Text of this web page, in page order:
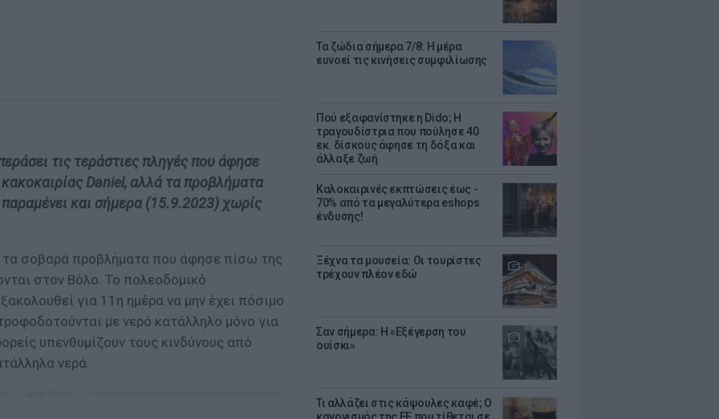
Τα ζώδια σήμερα 7/8: Η μέρα
ευνοεί τις κινήσεις συμφιλίωσης
Πού εξαφανίστηκε η Dido; Η
τραγουδίστρια που πούλησε 40
εκ. δίσκους άφησε τη δόξα και
άλλαξε ζωή
Καλοκαιρινές εκπτώσεις έως -
70% από τα μεγαλύτερα eshops
ένδυσης!
Ξέχνα τα μουσεία: Οι τουρίστες
τρέχουν πλέον εδώ
Σαν σήμερα: Η «Εξέγερση του
ουίσκι»
Τι αλλάζει στις κάψουλες καφέ; Ο
τις τεράστιες πληγές που άφησε
Daniel, αλλά τα προβλήματα
και σήμερα (15.9.2023) χωρίς
σοβαρά προβλήματα που άφησε πίσω της
στον Βόλο. Το πολεοδομικό
για 11η ημέρα να μην έχει πόσιμο
με νερό κατάλληλο μόνο για
υπενθυμίζουν τους κινδύνους από
νερά.